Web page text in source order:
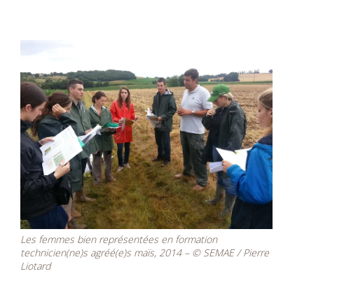
Les femmes bien représentées en formation
technicien(ne)s agréé(e)s maïs, 2014 – © SEMAE / Pierre
Liotard